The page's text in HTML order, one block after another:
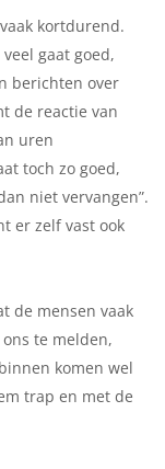
kortdurend.
gaat goed,
berichten over
de reactie van
uren
toch zo goed,
niet vervangen”.
er zelf vast ook
de mensen vaak
te melden,
komen wel
trap en met de